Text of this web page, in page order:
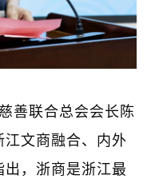
联合总会会长陈
江文商融合、内外
，浙商是浙江最